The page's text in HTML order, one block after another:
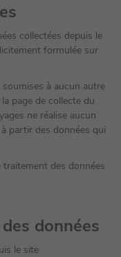
collectées depuis le
formulée sur
à aucun autre
page de collecte du
ne réalise aucun
partir des données qui
des données
données
le site